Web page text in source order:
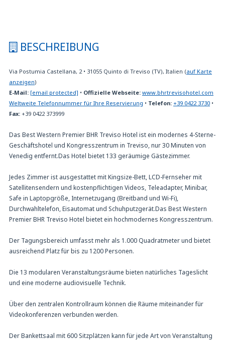
BESCHREIBUNG
Via Postumia Castellana, 2 • 31055 Quinto di Treviso (TV), Italien (auf Karte
anzeigen)
E-Mail: [email protected] • Offizielle Webseite: www.bhrtrevisohotel.com
Weltweite Telefonnummer für Ihre Reservierung • Telefon: +39 0422 3730 •
Fax: +39 0422 373999
Das Best Western Premier BHR Treviso Hotel ist ein modernes 4-Sterne-
Geschäftshotel und Kongresszentrum in Treviso, nur 30 Minuten von
Venedig entfernt.Das Hotel bietet 133 geräumige Gästezimmer.
Jedes Zimmer ist ausgestattet mit Kingsize-Bett, LCD-Fernseher mit
Satellitensendern und kostenpflichtigen Videos, Teleadapter, Minibar,
Safe in Laptopgröße, Internetzugang (Breitband und Wi-Fi),
Durchwahltelefon, Eisautomat und Schuhputzgerät.Das Best Western
Premier BHR Treviso Hotel bietet ein hochmodernes Kongresszentrum.
Der Tagungsbereich umfasst mehr als 1.000 Quadratmeter und bietet
ausreichend Platz für bis zu 1200 Personen.
Die 13 modularen Veranstaltungsräume bieten natürliches Tageslicht
und eine moderne audiovisuelle Technik.
Über den zentralen Kontrollraum können die Räume miteinander für
Videokonferenzen verbunden werden.
Der Bankettsaal mit 600 Sitzplätzen kann für jede Art von Veranstaltung